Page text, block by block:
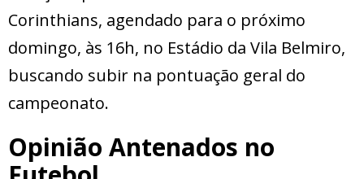
Corinthians, agendado para o próximo
domingo, às 16h, no Estádio da Vila Belmiro,
buscando subir na pontuação geral do
campeonato.
Opinião Antenados no